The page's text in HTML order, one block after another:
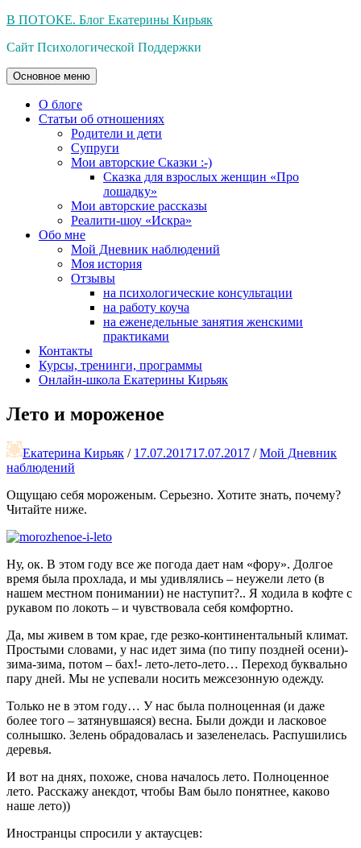
Перейти
содержимому
В ПОТОКЕ. Блог Екатерины Кирьяк
Сайт Психологической Поддержки
Основное меню
О блоге
Статьи об отношениях
Родители и дети
Супруги
Мои авторские Сказки :-)
Сказка для взрослых женщин «Про
лошадку»
Мои авторские рассказы
Реалити-шоу «Искра»
Обо мне
Мой Дневник наблюдений
Моя история
Отзывы
на психологические консультации
на работу коуча
на еженедельные занятия женскими
практиками
Контакты
Курсы, тренинги, программы
Онлайн-школа Екатерины Кирьяк
Лето и мороженое
Екатерина Кирьяк / 17.07.201717.07.2017 / Мой Дневник
наблюдений
Ощущаю себя мороженым. Серьезно. Хотите знать, почему?
Читайте ниже.
Ну, ок. В этом году все же погода дает нам «фору». Долгое
время была прохлада, и мы удивлялись – неужели лето (в
нашем местном понимании) не наступит?.. Я ходила в кофте с
рукавом по локоть – и чувствовала себя комфортно.
Да, мы живем в том крае, где резко-континентальный климат.
Простыми словами, у нас идет зима (по типу поздней осени)-
зима-зима, потом – бах!- лето-лето-лето… Переход буквально
пару дней. Мы не успевали носить межсезонную одежду.
Только не в этом году… У нас была полноценная (и даже
более того – затянувшаяся) весна. Были дожди и ласковое
солнышко. Зелень обрадовалась и зазеленелась. Распушились
деревья.
И вот на днях, похоже, снова началось лето. Полноценное
лето. Расскажу анекдот, чтобы Вам было понятнее, каково
наше лето))
Иностранцы спросили у актаусцев: